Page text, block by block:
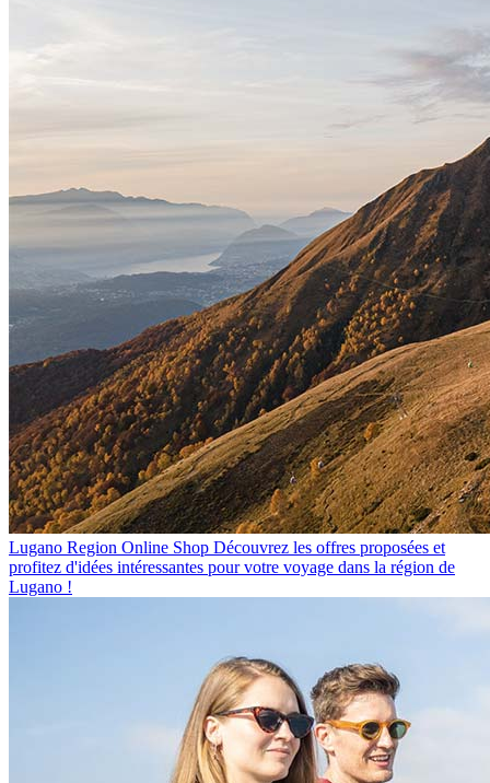
Lugano Region Online Shop Découvrez les offres proposées et
profitez d'idées intéressantes pour votre voyage dans la région de
Lugano !